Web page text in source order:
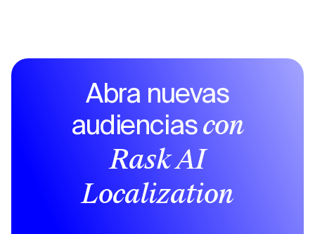
Abra nuevas
audiencias con
Rask AI
Localization